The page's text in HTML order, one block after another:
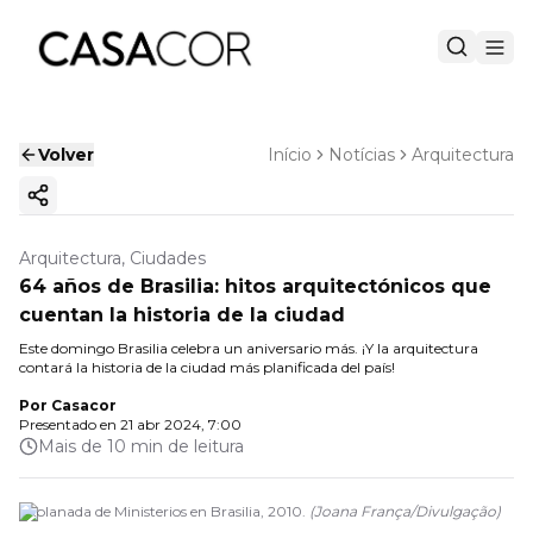
Volver Início Notícias Arquitectura
Copiar enlace
Arquitectura, Ciudades
64 años de Brasilia: hitos arquitectónicos que
cuentan la historia de la ciudad
Este domingo Brasilia celebra un aniversario más. ¡Y la arquitectura
contará la historia de la ciudad más planificada del país!
Por Casacor
Presentado en 21 abr 2024, 7:00
Mais de 10 min de leitura
Explanada de Ministerios en Brasilia, 2010. (Joana França/Divulgação)